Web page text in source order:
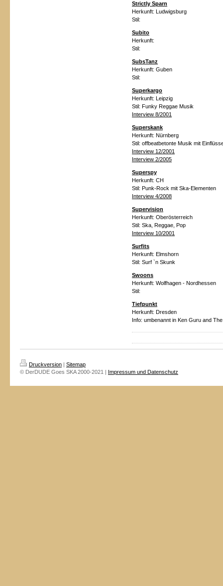
Strictly Sparn
Herkunft: Ludwigsburg
Stil:
Subito
Herkunft:
Stil:
SubsTanz
Herkunft: Guben
Stil:
Superkargo
Herkunft: Leipzig
Stil: Funky Reggae Musik
Interview 8/2001
Superskank
Herkunft: Nürnberg
Stil: offbeatbetonte Musik mit
Interview 12/2001
Interview 2/2005
Superspy
Herkunft: CH
Stil: Punk-Rock mit Ska-Elementen
Interview 4/2008
Supervision
Herkunft: Oberösterreich
Stil: Ska, Reggae, Pop
Interview 10/2001
Surfits
Herkunft: Elmshorn
Stil: Surf `n Skunk
Swoons
Herkunft: Wolfhagen - Nordhessen
Stil:
Tiefpunkt
Herkunft: Dresden
Info: umbenannt in Ken Guru and
Druckversion | Sitemap
© DerDUDE Goes SKA 2000-2021 | Impressum und Datenschutz